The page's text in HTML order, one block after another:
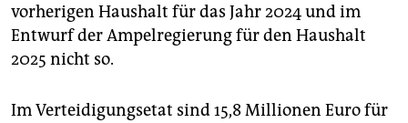
vorherigen Haushalt für das Jahr 2024 und im
Entwurf der Ampelregierung für den Haushalt
2025 nicht so.
Im Verteidigungsetat sind 15,8 Millionen Euro für